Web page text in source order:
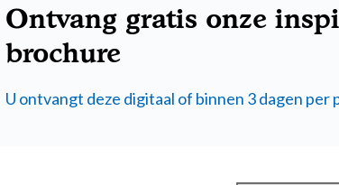
Ontvang gratis onze
brochure
U ontvangt deze digitaal of binnen 3 dagen per